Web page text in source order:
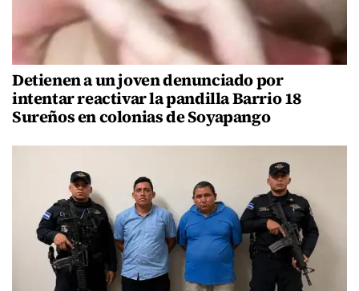
Detienen a un joven denunciado por
intentar reactivar la pandilla Barrio 18
Sureños en colonias de Soyapango